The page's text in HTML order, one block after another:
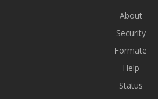
About
Security
Formate
Help
Status